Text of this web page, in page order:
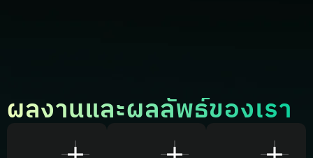
ผลงานและผลลัพธ์ของเรา